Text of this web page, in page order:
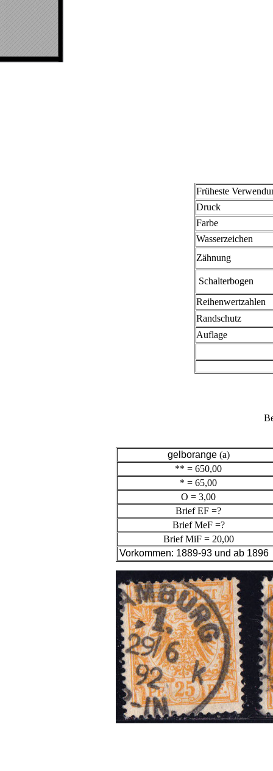
Früheste
Druck
Farbe
Wasserzeichen
Zähnung
Schalterbogen
Reihenwertzahlen
Randschutz
Auflage
gelborange (a)
** = 650,00
* = 65,00
O = 3,00
Brief EF =?
Brief MeF =?
Brief MiF = 20,00
Vorkommen: 1889-93 und ab 1896